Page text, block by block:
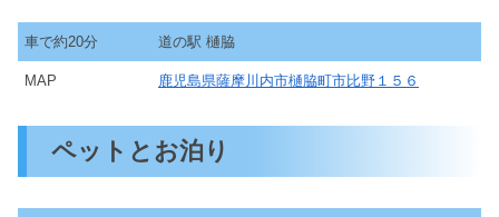
車で約20分 道の駅 樋脇
MAP 鹿児島県薩摩川内市樋脇町市比野１５６
ペットとお泊り